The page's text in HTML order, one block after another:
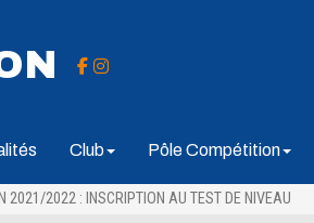
Club Pôle Compétition
2021/2022 : INSCRIPTION AU TEST DE NIVEAU